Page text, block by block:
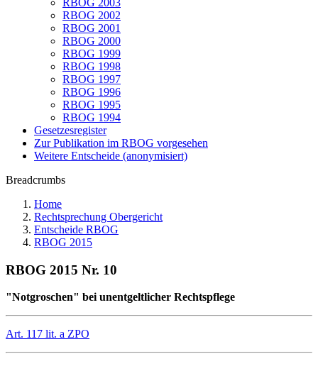
RBOG 2003
RBOG 2002
RBOG 2001
RBOG 2000
RBOG 1999
RBOG 1998
RBOG 1997
RBOG 1996
RBOG 1995
RBOG 1994
Gesetzesregister
Zur Publikation im RBOG vorgesehen
Weitere Entscheide (anonymisiert)
Breadcrumbs
Home
Rechtsprechung Obergericht
Entscheide RBOG
RBOG 2015
RBOG 2015 Nr. 10
"Notgroschen" bei unentgeltlicher Rechtspflege
Art. 117 lit. a ZPO